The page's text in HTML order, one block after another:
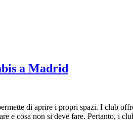
a Madrid
di aprire i propri spazi. I club
e cosa non si deve fare. Pertanto, i